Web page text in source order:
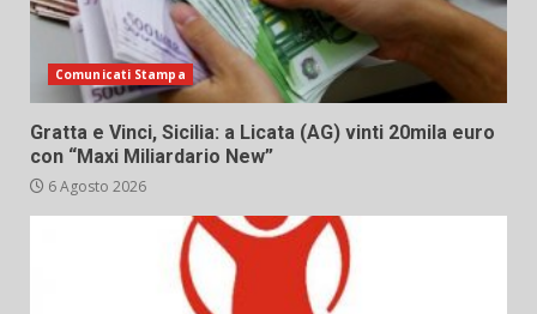
Comunicati Stampa
Gratta e Vinci, Sicilia: a Licata (AG) vinti 20mila euro
con “Maxi Miliardario New”
6 Agosto 2026